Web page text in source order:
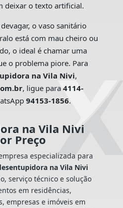
deixar o texto artificial.
o vaso sanitário
está com mau cheiro ou
o ideal é chamar uma
o problema piore. Para
na Vila Nivi,
, ligue para 4114-
94153-1856.
na Vila Nivi
Preço
especializada para
na Vila Nivi
serviço técnico e solução
em residências,
empresas e imóveis em